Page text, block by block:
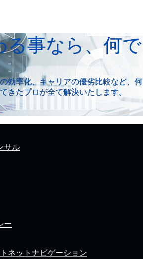
る事なら、何
効率化、キャリアの優劣比較など、何
きたプロが全て解決いたします。
サル
ー